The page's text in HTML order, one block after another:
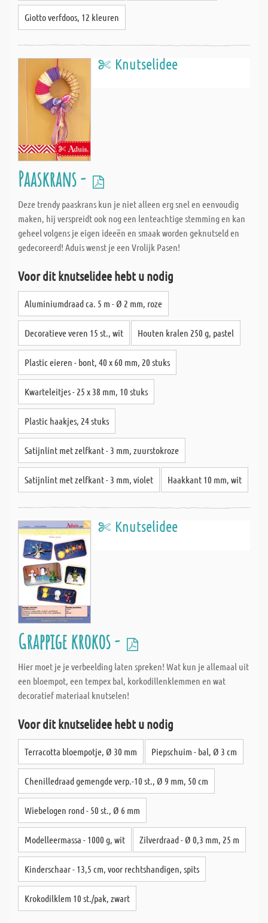
Giotto verfdoos, 12 kleuren
Knutselidee
Paaskrans -
Deze trendy paaskrans kun je niet alleen erg snel en eenvoudig
maken, hij verspreidt ook nog een lenteachtige stemming en kan
geheel volgens je eigen ideeën en smaak worden geknutseld en
gedecoreerd! Aduis wenst je een Vrolijk Pasen!
Voor dit knutselidee hebt u nodig
Aluminiumdraad ca. 5 m - Ø 2 mm, roze
Decoratieve veren 15 st., wit Houten kralen 250 g, pastel
Plastic eieren - bont, 40 x 60 mm, 20 stuks
Kwarteleitjes - 25 x 38 mm, 10 stuks
Plastic haakjes, 24 stuks
Satijnlint met zelfkant - 3 mm, zuurstokroze
Satijnlint met zelfkant - 3 mm, violet Haakkant 10 mm, wit
Knutselidee
Grappige krokos -
Hier moet je je verbeelding laten spreken! Wat kun je allemaal uit
een bloempot, een tempex bal, korkodillenklemmen en wat
decoratief materiaal knutselen!
Voor dit knutselidee hebt u nodig
Terracotta bloempotje, Ø 30 mm Piepschuim - bal, Ø 3 cm
Chenilledraad gemengde verp.-10 st., Ø 9 mm, 50 cm
Wiebelogen rond - 50 st., Ø 6 mm
Modelleermassa - 1000 g, wit Zilverdraad - Ø 0,3 mm, 25 m
Kinderschaar - 13,5 cm, voor rechtshandigen, spits
Krokodilklem 10 st./pak, zwart